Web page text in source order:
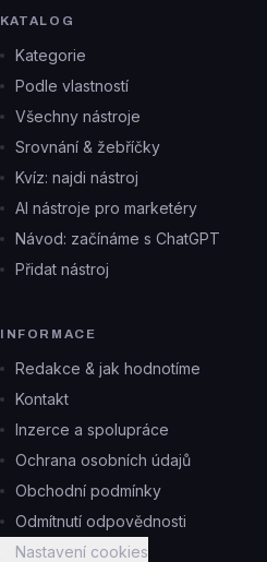
KATALOG
Kategorie
Podle vlastností
Všechny nástroje
Srovnání & žebříčky
Kvíz: najdi nástroj
AI nástroje pro marketéry
Návod: začínáme s ChatGPT
Přidat nástroj
INFORMACE
Redakce & jak hodnotíme
Kontakt
Inzerce a spolupráce
Ochrana osobních údajů
Obchodní podmínky
Odmítnutí odpovědnosti
Nastavení cookies